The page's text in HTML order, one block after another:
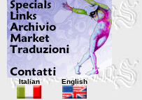
Italian English